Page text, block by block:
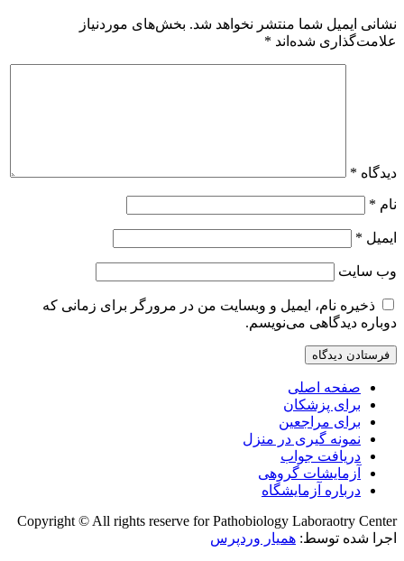
نشانی ایمیل شما منتشر نخواهد شد. بخش‌های موردنیاز
علامت‌گذاری شده‌اند *
دیدگاه *
نام *
ایمیل *
وب‌ سایت
ذخیره نام، ایمیل و وبسایت من در مرورگر برای زمانی که
دوباره دیدگاهی می‌نویسم.
صفحه اصلی
برای پزشکان
برای مراجعین
نمونه گیری در منزل
دریافت جواب
آزمایشات گروهی
درباره آزمایشگاه
Copyright © All rights reserve for Pathobiology Laboraotry Center
اجرا شده توسط: همیار وردپرس